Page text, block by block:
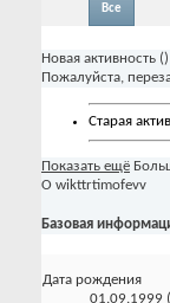
Все
Новая активность ()
Пожалуйста,
Старая
Показать ещё
О wikttrtimofevv
Базовая
Дата рождения
01.09.1999